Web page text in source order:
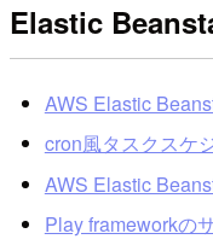
Elastic
AWS Elastic
cron風タスクスケ
AWS Elastic
Play frameworkの